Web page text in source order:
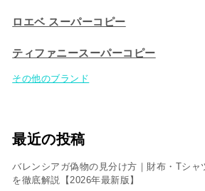
ロエベ スーパーコピー
ティファニースーパーコピー
その他のブランド
最近の投稿
バレンシアガ偽物の見分け方｜財布・Tシャ
を徹底解説【2026年最新版】